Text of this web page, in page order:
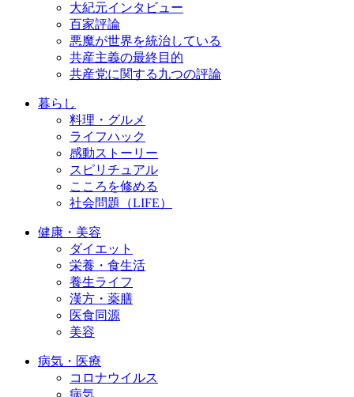
大紀元インタビュー
百家評論
悪魔が世界を統治している
共産主義の最終目的
共産党に関する九つの評論
暮らし
料理・グルメ
ライフハック
感動ストーリー
スピリチュアル
こころを修める
社会問題（LIFE）
健康・美容
ダイエット
栄養・食生活
養生ライフ
漢方・薬膳
医食同源
美容
病気・医療
コロナウイルス